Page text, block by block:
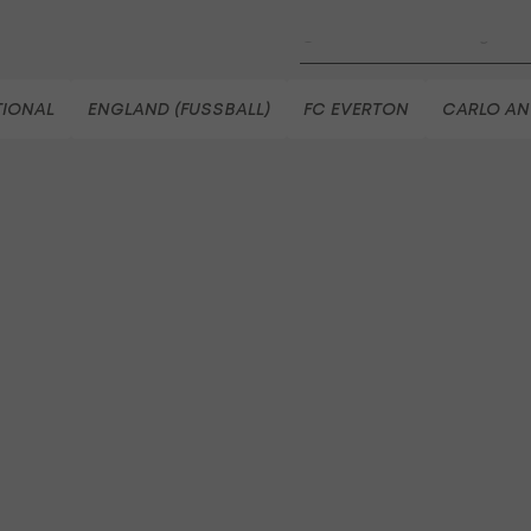
ENGLAND (FUSSBALL) FC EVERTON CARLO